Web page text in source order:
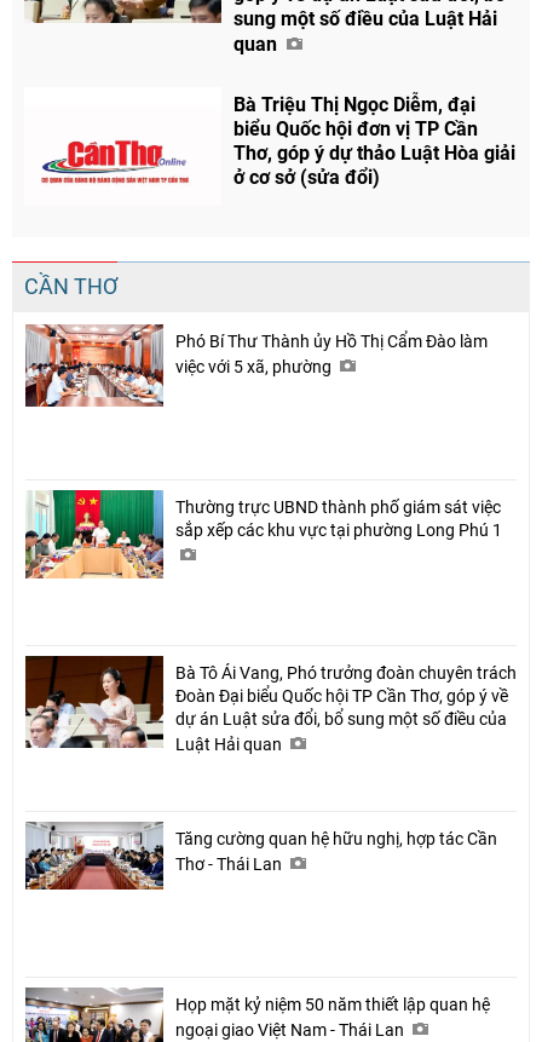
sung một số điều của Luật Hải
quan
Bà Triệu Thị Ngọc Diễm, đại
biểu Quốc hội đơn vị TP Cần
Thơ, góp ý dự thảo Luật Hòa giải
ở cơ sở (sửa đổi)
CẦN THƠ
Phó Bí Thư Thành ủy Hồ Thị Cẩm Đào làm
việc với 5 xã, phường
Thường trực UBND thành phố giám sát việc
sắp xếp các khu vực tại phường Long Phú 1
Bà Tô Ái Vang, Phó trưởng đoàn chuyên trách
Đoàn Đại biểu Quốc hội TP Cần Thơ, góp ý về
dự án Luật sửa đổi, bổ sung một số điều của
Luật Hải quan
Tăng cường quan hệ hữu nghị, hợp tác Cần
Thơ - Thái Lan
Họp mặt kỷ niệm 50 năm thiết lập quan hệ
ngoại giao Việt Nam - Thái Lan